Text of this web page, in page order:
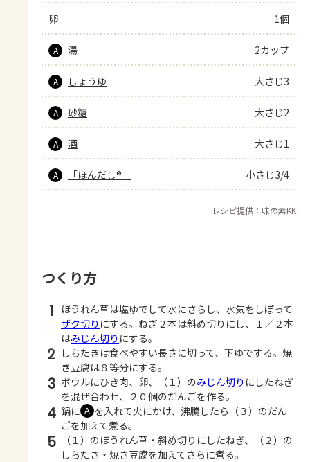
卵 1個
A 湯 2カップ
A しょうゆ 大さじ3
A 砂糖 大さじ2
A 酒 大さじ1
A 「ほんだし®」 小さじ3/4
レシピ提供：味の素KK
つくり方
1
ほうれん草は塩ゆでして水にさらし、水気をしぼって
ザク切り にする。ねぎ２本は斜め切りにし、１／２本
はみじん切り にする。
2 しらたきは食べやすい長さに切って、下ゆでする。焼
き豆腐は８等分にする。
3 ボウルにひき肉、卵、（１）のみじん切り にしたねぎ
を混ぜ合わせ、２０個のだんごを作る。
4 鍋に Ａ を入れて火にかけ、沸騰したら（３）のだん
ごを加えて煮る。
5
（１）のほうれん草・斜め切りにしたねぎ、（２）の
しらたき・焼き豆腐を加えてさらに煮る。